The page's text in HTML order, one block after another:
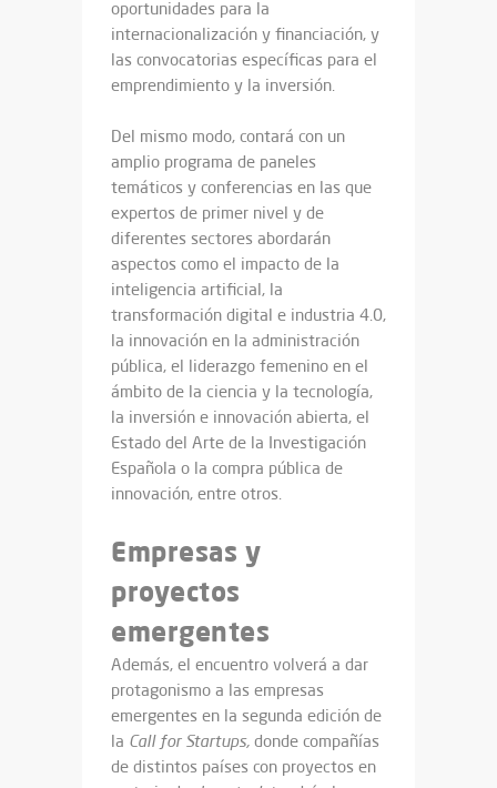
oportunidades para la
internacionalización y financiación, y
las convocatorias específicas para el
emprendimiento y la inversión.
Del mismo modo, contará con un
amplio programa de paneles
temáticos y conferencias en las que
expertos de primer nivel y de
diferentes sectores abordarán
aspectos como el impacto de la
inteligencia artificial, la
transformación digital e industria 4.0,
la innovación en la administración
pública, el liderazgo femenino en el
ámbito de la ciencia y la tecnología,
la inversión e innovación abierta, el
Estado del Arte de la Investigación
Española o la compra pública de
innovación, entre otros.
Empresas y
proyectos
emergentes
Además, el encuentro volverá a dar
protagonismo a las empresas
emergentes en la segunda edición de
la Call for Startups, donde compañías
de distintos países con proyectos en